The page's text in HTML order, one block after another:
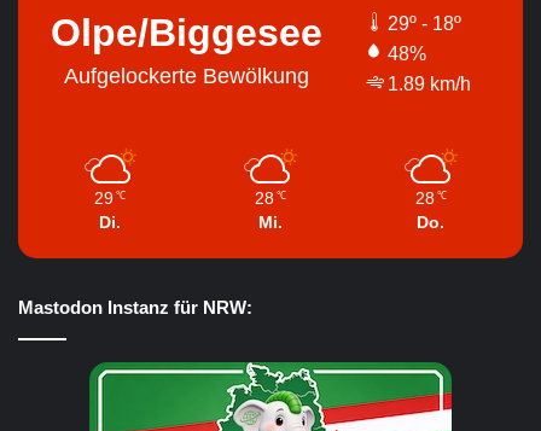
Olpe/Biggesee
Aufgelockerte Bewölkung
29º - 18º
48%
1.89 km/h
29 ℃
Di.
28 ℃
Mi.
28 ℃
Do.
Mastodon Instanz für NRW: